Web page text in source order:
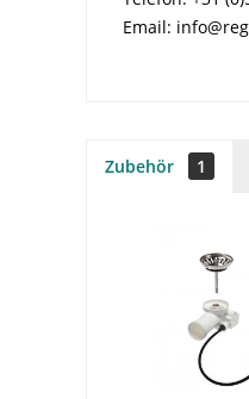
Email:
Zubehör 1